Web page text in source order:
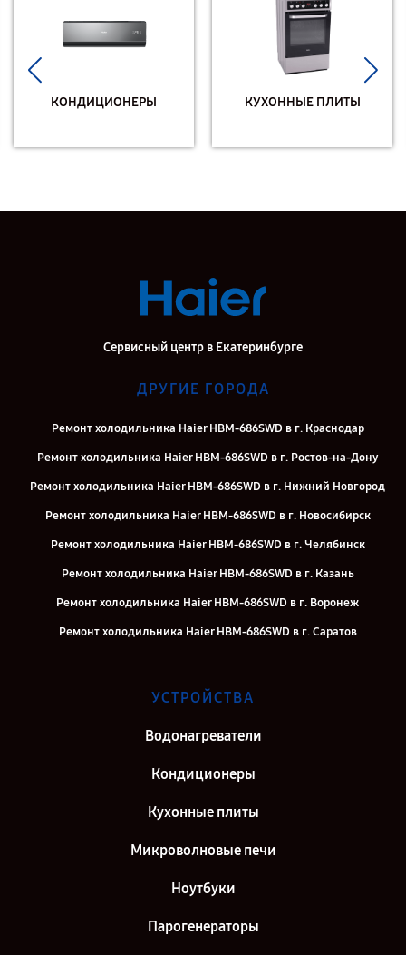
КОНДИЦИОНЕРЫ КУХОННЫЕ ПЛИТЫ
Сервисный центр в Екатеринбурге
ДРУГИЕ ГОРОДА
Ремонт холодильника Haier HBM-686SWD в г. Краснодар
Ремонт холодильника Haier HBM-686SWD в г. Ростов-на-Дону
Ремонт холодильника Haier HBM-686SWD в г. Нижний Новгород
Ремонт холодильника Haier HBM-686SWD в г. Новосибирск
Ремонт холодильника Haier HBM-686SWD в г. Челябинск
Ремонт холодильника Haier HBM-686SWD в г. Казань
Ремонт холодильника Haier HBM-686SWD в г. Воронеж
Ремонт холодильника Haier HBM-686SWD в г. Саратов
Ремонт холодильника Haier HBM-686SWD в г. Киров
УСТРОЙСТВА
Водонагреватели
Кондиционеры
Кухонные плиты
Микроволновые печи
Ноутбуки
Парогенераторы